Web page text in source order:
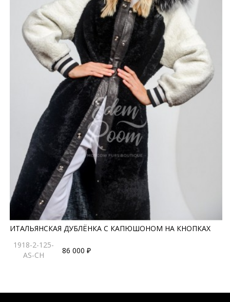
ИТАЛЬЯНСКАЯ ДУБЛЁНКА С КАПЮШОНОМ НА КНОПКАХ
1918-2-125-
AS-CH
86 000 ₽